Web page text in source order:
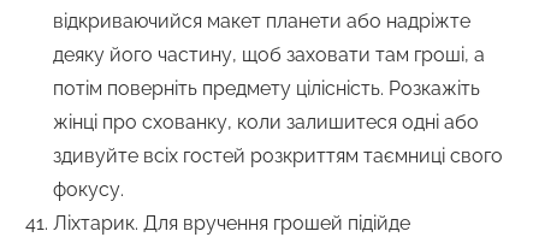
відкриваючийся макет планети або надріжте
деяку його частину, щоб заховати там гроші, а
потім поверніть предмету цілісність. Розкажіть
жінці про схованку, коли залишитеся одні або
здивуйте всіх гостей розкриттям таємниці свого
фокусу.
Ліхтарик. Для вручення грошей підійде